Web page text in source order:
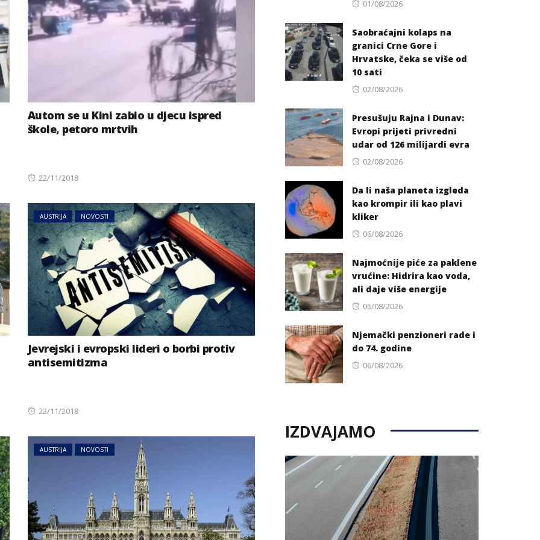
Autom se u Kini zabio u djecu ispred
škole, petoro mrtvih
Posted
22/11/2018
AUSTRIJA NOVOSTI
Jevrejski i evropski lideri o borbi protiv
antisemitizma
Posted
22/11/2018
AUSTRIJA NOVOSTI
Posted
01/08/2026
Saobraćajni kolaps na
granici Crne Gore i
Hrvatske, čeka se više od
10 sati
Posted
02/08/2026
Presušuju Rajna i Dunav:
Evropi prijeti privredni
udar od 126 milijardi evra
Posted
02/08/2026
Da li naša planeta izgleda
kao krompir ili kao plavi
kliker
Posted
06/08/2026
Najmoćnije piće za paklene
vrućine: Hidrira kao voda,
ali daje više energije
Posted
06/08/2026
Njemački penzioneri rade i
do 74. godine
Posted
06/08/2026
IZDVAJAMO